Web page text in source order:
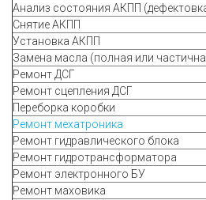
Анализ состояния АКПП
Снятие АКПП
Установка АКПП
Замена масла (полная или
Ремонт ДСГ
Ремонт сцепления ДСГ
Переборка коробки
Ремонт мехатроника
Ремонт гидравлического блока
Ремонт гидротрансформатора
Ремонт электронного БУ
Ремонт маховика